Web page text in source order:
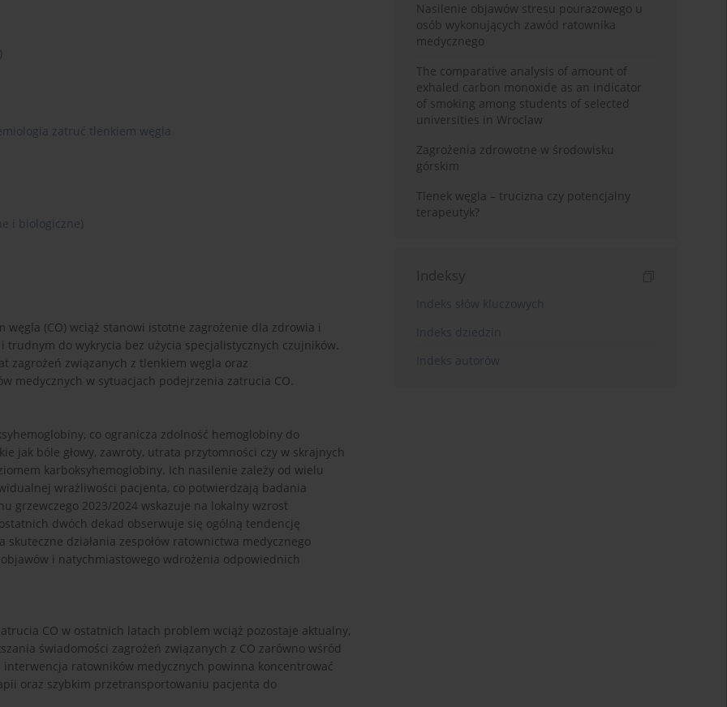
zatruć tlenkiem węgla
i biologiczne)
(CO) wciąż stanowi istotne zagrożenie dla zdrowia i
trudnym do wykrycia bez użycia specjalistycznych czujników.
zagrożeń związanych z tlenkiem węgla oraz
medycznych w sytuacjach podejrzenia zatrucia CO.
co ogranicza zdolność hemoglobiny do
jak bóle głowy, zawroty, utrata przytomności czy w skrajnych
karboksyhemoglobiny. Ich nasilenie zależy od wielu
wrażliwości pacjenta, co potwierdzają badania
grzewczego 2023/2024 wskazuje na lokalny wzrost
dwóch dekad obserwuje się ogólną tendencję
działania zespołów ratownictwa medycznego
i natychmiastowego wdrożenia odpowiednich
CO w ostatnich latach problem wciąż pozostaje aktualny,
świadomości zagrożeń związanych z CO zarówno wśród
ratowników medycznych powinna koncentrować
oraz szybkim przetransportowaniu pacjenta do
Nasilenie objawów stresu pourazowego u
osób wykonujących zawód ratownika
medycznego
The comparative analysis of amount of
exhaled carbon monoxide as an indicator
of smoking among students of selected
universities in Wroclaw
Zagrożenia zdrowotne w środowisku
górskim
Tlenek węgla – trucizna czy potencjalny
terapeutyk?
Indeksy
Indeks słów kluczowych
Indeks dziedzin
Indeks autorów